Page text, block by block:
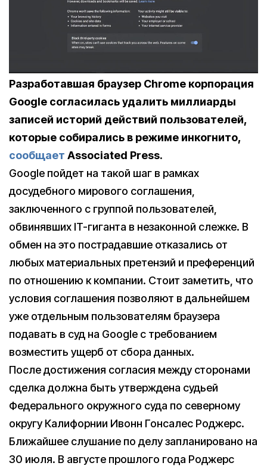
Разработавшая браузер Chrome корпорация
Google согласилась удалить миллиарды
записей историй действий пользователей,
которые собирались в режиме инкогнито,
сообщает Associated Press.
Google пойдет на такой шаг в рамках
досудебного мирового соглашения,
заключенного с группой пользователей,
обвинявших IT-гиганта в незаконной слежке. В
обмен на это пострадавшие отказались от
любых материальных претензий и преференций
по отношению к компании. Стоит заметить, что
условия соглашения позволяют в дальнейшем
уже отдельным пользователям браузера
подавать в суд на Google с требованием
возместить ущерб от сбора данных.
После достижения согласия между сторонами
сделка должна быть утверждена судьей
Федерального окружного суда по северному
округу Калифорнии Ивонн Гонсалес Роджерс.
Ближайшее слушание по делу запланировано на
30 июля. В августе прошлого года Роджерс